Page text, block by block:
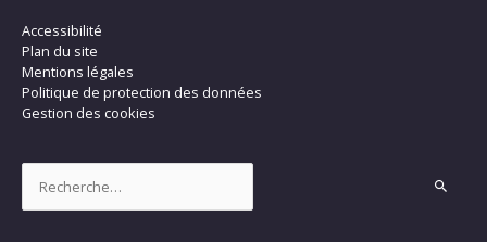
Accessibilité
Plan du site
Mentions légales
Politique de protection des données
Gestion des cookies